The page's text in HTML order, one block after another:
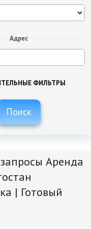
Адрес
ФИЛЬТРЫ
Поиск
Аренда
| Готовый